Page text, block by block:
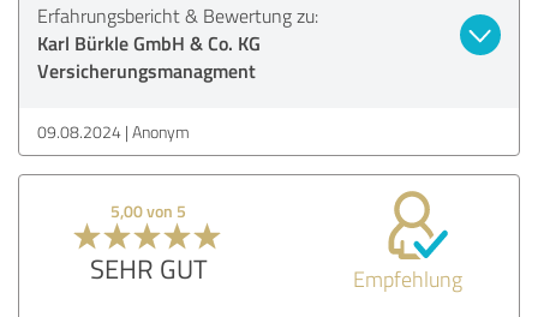
Erfahrungsbericht & Bewertung zu:
Karl Bürkle GmbH & Co. KG
Versicherungsmanagment
09.08.2024 Anonym
5,00 von 5
SEHR GUT Empfehlung